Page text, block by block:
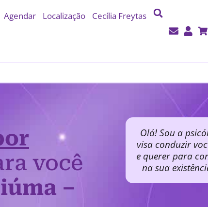
Agendar Localização Cecília Freytas
você
–
Olá! Sou a
visa conduzir
e querer para
na sua